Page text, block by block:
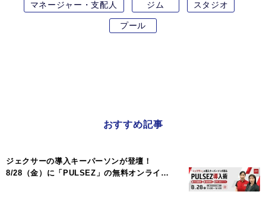
マネージャー・支配人 ジム スタジオ
プール
おすすめ記事
ジェクサーの導入キーパーソンが登壇！
8/28（金）に「PULSEZ」の無料オンライ…